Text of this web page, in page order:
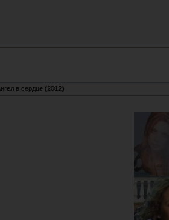
в сердце (2012)